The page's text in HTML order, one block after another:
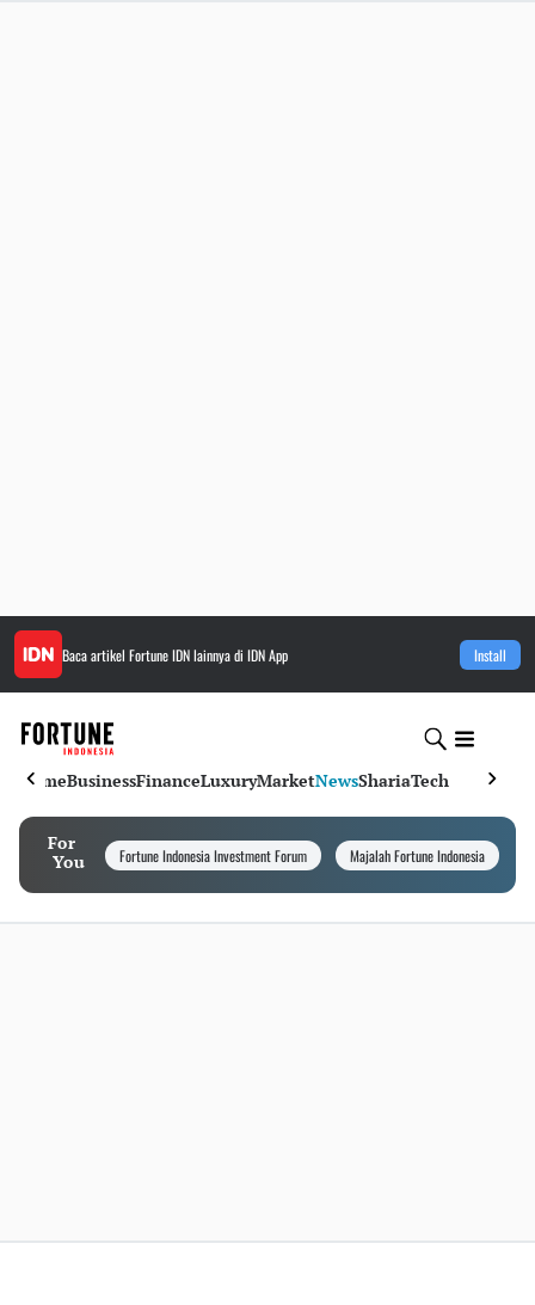
Baca artikel Fortune IDNlainnya di IDN App Install
HomeBusinessFinanceLuxuryMarketNewsShariaTech
For
You
Fortune Indonesia Investment Forum Majalah Fortune Indonesia